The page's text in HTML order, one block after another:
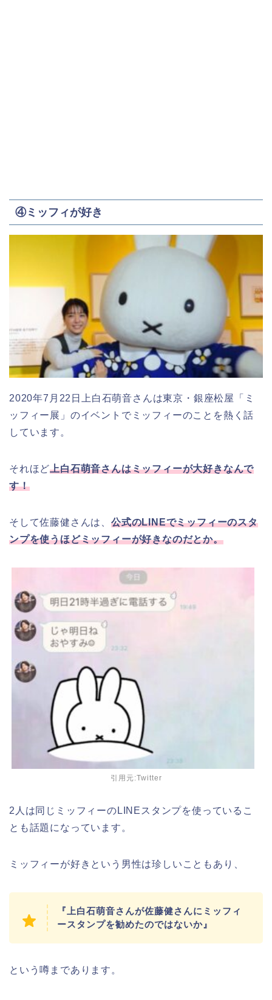
④ミッフィが好き
2020年7月22日上白石萌音さんは東京・銀座松屋「ミ
ッフィー展」のイベントでミッフィーのことを熱く話
しています。
それほど上白石萌音さんはミッフィーが大好きなんで
す！
そして佐藤健さんは、 公式のLINEでミッフィーのスタ
ンプを使うほどミッフィーが好きなのだとか。
引用元:Twitter
2人は同じミッフィーのLINEスタンプを使っているこ
とも話題になっています。
ミッフィーが好きという男性は珍しいこともあり、
『上白石萌音さんが佐藤健さんにミッフィ
ースタンプを勧めたのではないか』
という噂まであります。